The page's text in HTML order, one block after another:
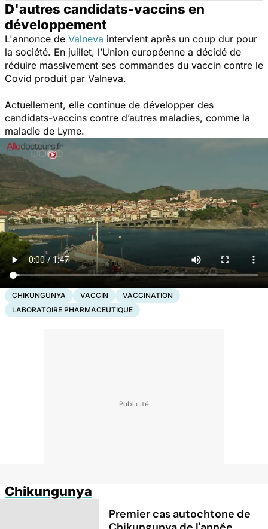
D'autres candidats-vaccins en
développement
L'annonce de Valneva intervient après un coup dur pour
la société. En juillet, l’Union européenne a décidé de
réduire massivement ses commandes du vaccin contre le
Covid produit par Valneva.
Actuellement, elle continue de développer des
candidats-vaccins contre d’autres maladies, comme la
maladie de Lyme.
CHIKUNGUNYA VACCIN
VACCINATION
LABORATOIRE PHARMACEUTIQUE
Chikungunya
Premier cas autochtone de